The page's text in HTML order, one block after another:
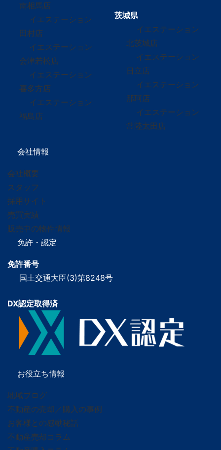
南相馬店
イエステーション
田村店
イエステーション
会津若松店
イエステーション
喜多方店
イエステーション
福島店
茨城県
イエステーション
北茨城店
イエステーション
日立店
イエステーション
那珂店
イエステーション
常陸太田店
会社情報
会社概要
スタッフ
採用サイト
売買実績
販売中の物件情報
免許・認定
免許番号
国土交通大臣(3)第8248号
DX認定取得済
お役立ち情報
地域ブログ
不動産の売却／購入の事例
お客様との感動秘話
不動産売却コラム